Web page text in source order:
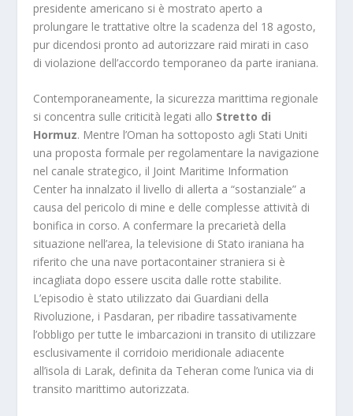
presidente americano si è mostrato aperto a
prolungare le trattative oltre la scadenza del 18 agosto,
pur dicendosi pronto ad autorizzare raid mirati in caso
di violazione dell’accordo temporaneo da parte iraniana.
Contemporaneamente, la sicurezza marittima regionale
si concentra sulle criticità legati allo Stretto di
Hormuz. Mentre l’Oman ha sottoposto agli Stati Uniti
una proposta formale per regolamentare la navigazione
nel canale strategico, il Joint Maritime Information
Center ha innalzato il livello di allerta a “sostanziale” a
causa del pericolo di mine e delle complesse attività di
bonifica in corso. A confermare la precarietà della
situazione nell’area, la televisione di Stato iraniana ha
riferito che una nave portacontainer straniera si è
incagliata dopo essere uscita dalle rotte stabilite.
L’episodio è stato utilizzato dai Guardiani della
Rivoluzione, i Pasdaran, per ribadire tassativamente
l’obbligo per tutte le imbarcazioni in transito di utilizzare
esclusivamente il corridoio meridionale adiacente
all’isola di Larak, definita da Teheran come l’unica via di
transito marittimo autorizzata.